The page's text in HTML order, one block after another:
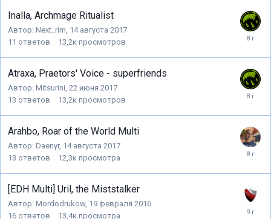
Inalla, Archmage Ritualist
Автор: Next_rim, 14 августа 2017
11 ответов 13,2к просмотров
Atraxa, Praetors' Voice - superfriends
Автор: Mitsurini, 22 июня 2017
13 ответов 13,2к просмотров
Arahbo, Roar of the World Multi
Автор: Daenyr, 14 августа 2017
13 ответов 12,3к просмотра
[EDH Multi] Uril, the Miststalker
Автор: Mordodrukow, 19 февраля 2016
16 ответов 13,4к просмотра